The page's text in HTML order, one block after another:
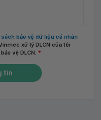
sách bảo vệ dữ liệu cá nhân
xử lý DLCN của tôi
vệ DLCN. *
tin